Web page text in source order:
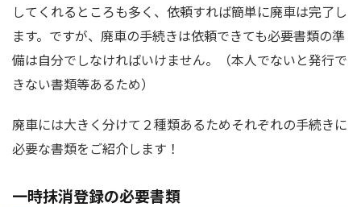
してくれるところも多く、依頼すれば簡単に廃車は完了し
ます。ですが、廃車の手続きは依頼できても必要書類の準
備は自分でしなければいけません。（本人でないと発行で
きない書類等あるため）
廃車には大きく分けて２種類あるためそれぞれの手続きに
必要な書類をご紹介します！
一時抹消登録の必要書類